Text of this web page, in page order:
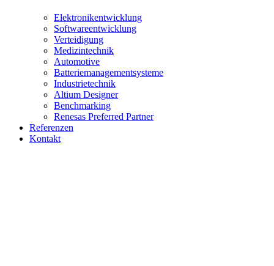
Elektronikentwicklung
Softwareentwicklung
Verteidigung
Medizintechnik
Automotive
Batteriemanagementsysteme
Industrietechnik
Altium Designer
Benchmarking
Renesas Preferred Partner
Referenzen
Kontakt